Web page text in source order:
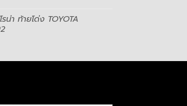
น่า ท้ายโด่ง TOYOTA